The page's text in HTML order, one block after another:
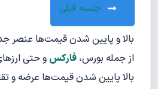
جلسه قبلی
بالا و پایین شدن قیمت‌ها عنصر
از جمله بورس، فارکس و حتی
بالا پایین شدن قیمت‌ها عرضه و